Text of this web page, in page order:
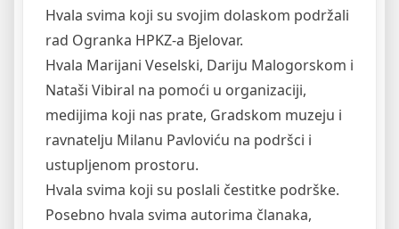
Hvala svima koji su svojim dolaskom podržali
rad Ogranka HPKZ-a Bjelovar.
Hvala Marijani Veselski, Dariju Malogorskom i
Nataši Vibiral na pomoći u organizaciji,
medijima koji nas prate, Gradskom muzeju i
ravnatelju Milanu Pavloviću na podršci i
ustupljenom prostoru.
Hvala svima koji su poslali čestitke podrške.
Posebno hvala svima autorima članaka,